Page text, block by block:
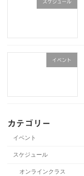
スケジュール
イベント
カテゴリー
イベント
スケジュール
オンラインクラス